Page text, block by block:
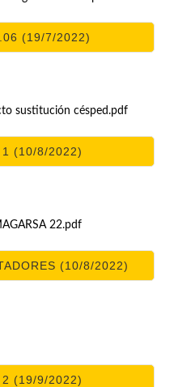
(19/7/2022)
sustitución césped.pdf
1 (10/8/2022)
22.pdf
(10/8/2022)
2 (19/9/2022)